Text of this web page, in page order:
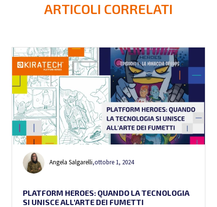
ARTICOLI CORRELATI
Angela Salgarelli,ottobre 1, 2024
PLATFORM HEROES: QUANDO LA TECNOLOGIA
SI UNISCE ALL'ARTE DEI FUMETTI